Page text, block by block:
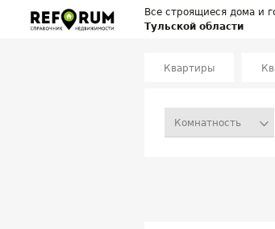
Все строящиеся дома и
Тульской области
Квартиры
Комнатность